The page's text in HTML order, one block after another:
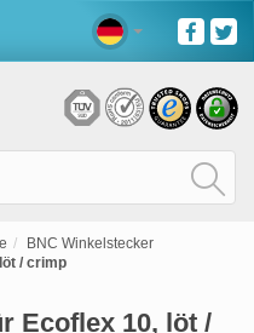
BNC Winkelstecker
/ crimp
Ecoflex 10, löt /